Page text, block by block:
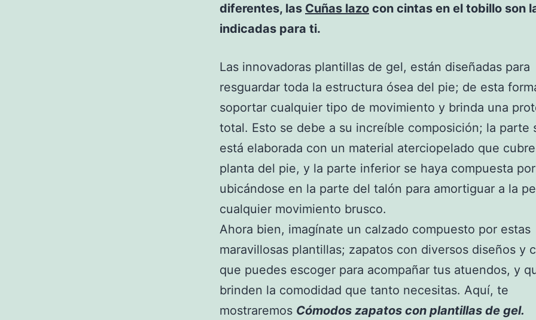
diferentes, las Cuñas lazo con cintas en el tobillo son
indicadas para ti.
Las innovadoras plantillas de gel, están diseñadas para
resguardar toda la estructura ósea del pie; de esta
soportar cualquier tipo de movimiento y brinda una
total. Esto se debe a su increíble composición; la parte
está elaborada con un material aterciopelado que
planta del pie, y la parte inferior se haya compuesta
ubicándose en la parte del talón para amortiguar a la
cualquier movimiento brusco.
Ahora bien, imagínate un calzado compuesto por estas
maravillosas plantillas; zapatos con diversos diseños y
que puedes escoger para acompañar tus atuendos, y
brinden la comodidad que tanto necesitas. Aquí, te
mostraremos Cómodos zapatos con plantillas de gel.